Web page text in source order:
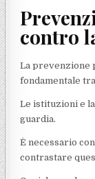
contro
La prevenzione
fondamentale
Le istituzioni e
guardia.
È necessario
contrastare